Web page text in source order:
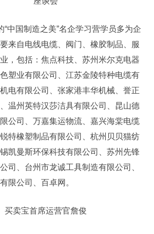
“中国制造之美”名企学习营学员多为企
来自电线电缆、阀门、橡胶制品、服
，包括：焦点科技、苏州米尔克电器
塑业有限公司、江苏金陵特种电缆有
电有限公司、张家港丰华机械、誉正
温州英特汉莎洁具有限公司、昆山德
公司、万嘉集运物流、嘉兴海棠电缆
特橡塑制品有限公司、杭州贝贝猫纺
凯曼斯环保科技有限公司、苏州先锋
司、台州市龙诚工具制造有限公司、
限公司、百卓网。
买卖宝首席运营官詹俊